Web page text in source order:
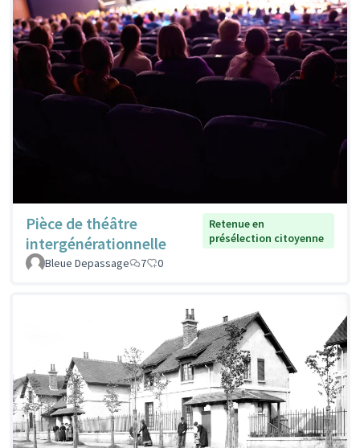
Pièce de théâtre
intergénérationnelle
Retenue en
présélection citoyenne
Bleue Depassage
7 0